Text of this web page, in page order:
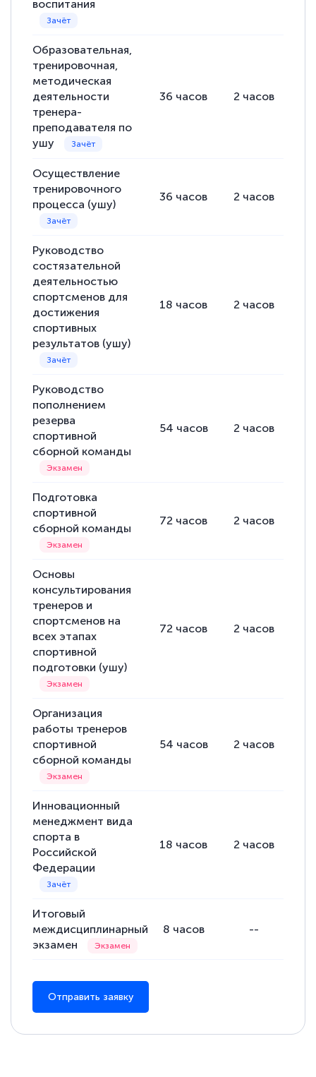
воспитания
Образовательная,
тренировочная,
методическая
деятельности
тренера-
преподавателя по
ушу
36 часов 2 часов
Осуществление
тренировочного
процесса (ушу)
36 часов 2 часов
Руководство
состязательной
деятельностью
спортсменов для
достижения
спортивных
результатов (ушу)
18 часов 2 часов
Руководство
пополнением
резерва
спортивной
сборной команды
54 часов 2 часов
Подготовка
спортивной
сборной команды
72 часов 2 часов
Основы
консультирования
тренеров и
спортсменов на
всех этапах
спортивной
подготовки (ушу)
72 часов 2 часов
Организация
работы тренеров
спортивной
сборной команды
54 часов 2 часов
Инновационный
менеджмент вида
спорта в
Российской
Федерации
18 часов 2 часов
Итоговый
междисциплинарный
экзамен
8 часов --
Отправить заявку